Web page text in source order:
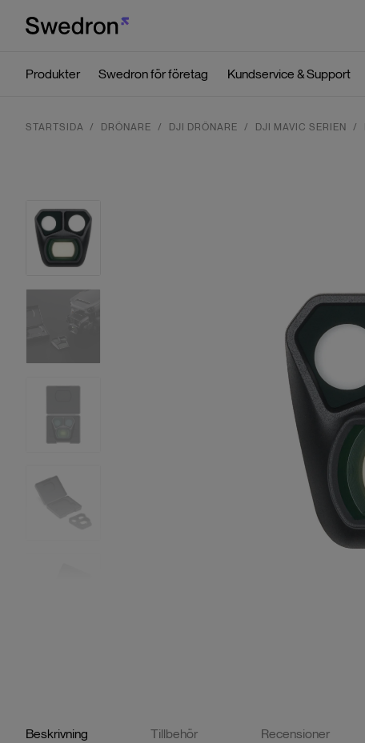
Produkter Swedron för företag Kundservice & Support
STARTSIDA DRÖNARE DJI DRÖNARE DJI MAVIC SERIEN
Beskrivning Tillbehör Recensioner